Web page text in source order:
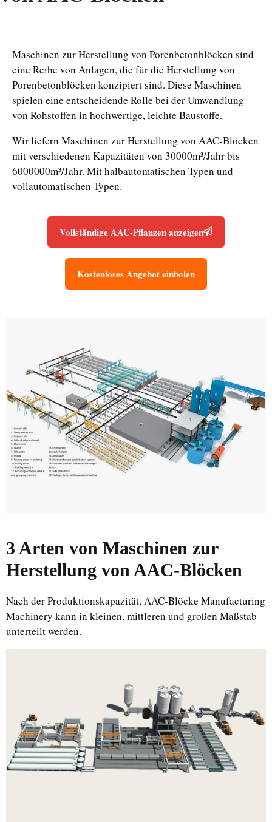
Maschinen zur Herstellung von Porenbetonblöcken sind
eine Reihe von Anlagen, die für die Herstellung von
Porenbetonblöcken konzipiert sind. Diese Maschinen
spielen eine entscheidende Rolle bei der Umwandlung
von Rohstoffen in hochwertige, leichte Baustoffe.
Wir liefern Maschinen zur Herstellung von AAC-Blöcken
mit verschiedenen Kapazitäten von 30000m³/Jahr bis
6000000m³/Jahr. Mit halbautomatischen Typen und
vollautomatischen Typen.
Vollständige AAC-Pflanzen anzeigen
Kostenloses Angebot einholen
3 Arten von Maschinen zur
Herstellung von AAC-Blöcken
Nach der Produktionskapazität, AAC-Blöcke Manufacturing
Machinery kann in kleinen, mittleren und großen Maßstab
unterteilt werden.